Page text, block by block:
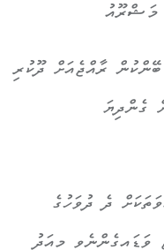
މަޝްރޫއު
ރާއްޖެއަށް ދޫކުރި
ގެންދިޔަ
ދެ ދުވަހުގެ
މިއަދު